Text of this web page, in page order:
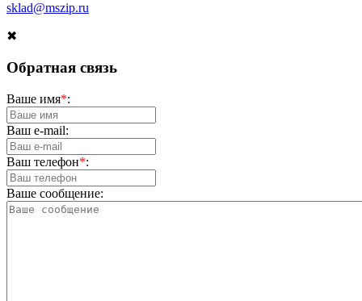
sklad@mszip.ru
✖
Обратная связь
Ваше имя*:
Ваш e-mail:
Ваш телефон*:
Ваше сообщение: